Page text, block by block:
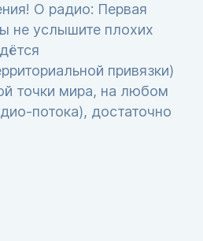
О радио: Первая
не услышите плохих
привязки)
точки мира, на любом
потока), достаточно